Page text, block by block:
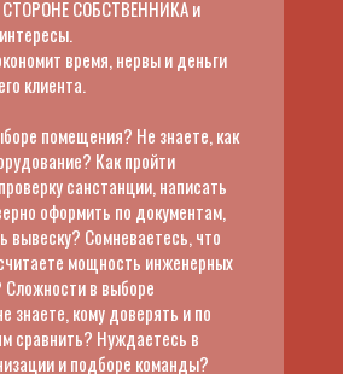
СОБСТВЕННИКА и
время, нервы и деньги
клиента.
помещения? Не знаете, как
Как пройти
санстанции, написать
оформить по документам,
вывеску? Сомневаетесь, что
мощность инженерных
Сложности в выборе
знаете, кому доверять и по
сравнить? Нуждаетесь в
и подборе команды?